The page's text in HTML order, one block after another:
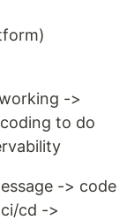
->
to do
-> code
cd ->